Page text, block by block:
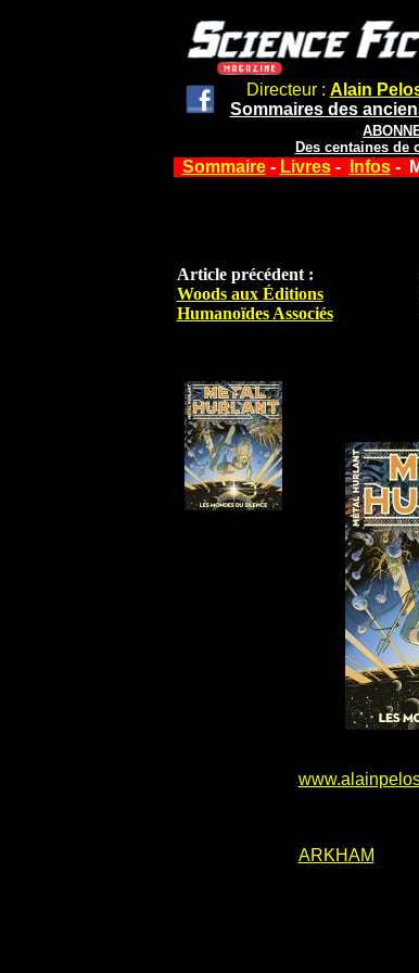
Directeur : Alain
Sommaires des
Des centaines de
Sommaire- Livres- Infos-
Article précédent :
Woods aux Éditions
Humanoïdes Associés
ARKHAM